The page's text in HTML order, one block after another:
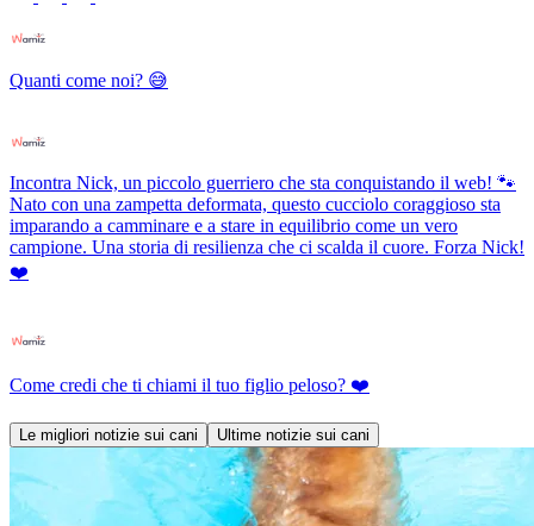
Quanti come noi? 😅
Incontra Nick, un piccolo guerriero che sta conquistando il web! 🐾
Nato con una zampetta deformata, questo cucciolo coraggioso sta
imparando a camminare e a stare in equilibrio come un vero
campione. Una storia di resilienza che ci scalda il cuore. Forza Nick!
❤️
Come credi che ti chiami il tuo figlio peloso? ❤️
Le migliori notizie sui cani Ultime notizie sui cani